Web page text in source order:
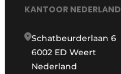
KANTOOR NEDERLAND
Schatbeurderlaan 6
6002 ED Weert
Nederland